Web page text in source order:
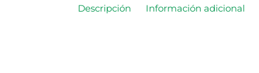
Descripción Información adicional